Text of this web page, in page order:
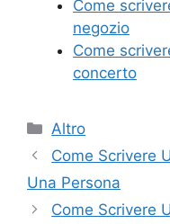
Come
negozio
Come
concerto
Categorie
Altro
Come Scrivere
Una Persona
Come Scrivere